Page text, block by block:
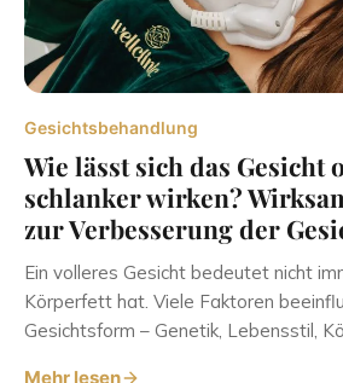
Gesichtsbehandlung
Wie lässt sich das Gesicht
schlanker wirken?
zur Verbesserung der
Ein volleres Gesicht bedeutet nicht
Körperfett hat. Viele Faktoren
Gesichtsform – Genetik, Lebensstil,
Mehr lesen